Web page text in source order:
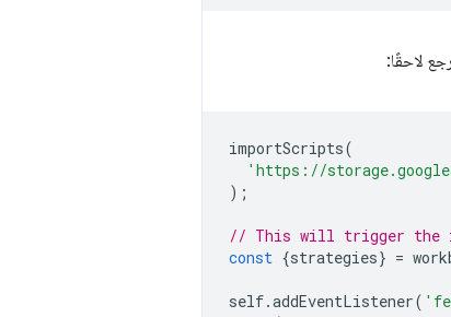
لاحقًا:
importScripts(
'https://
);
// This will trigger the
const {strategies} =
self.addEventListener(